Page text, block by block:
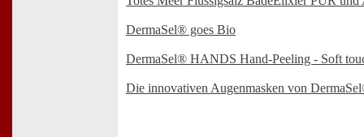
DermaSel® goes Bio
DermaSel® HANDS Hand-Peeling - Soft
Die innovativen Augenmasken von